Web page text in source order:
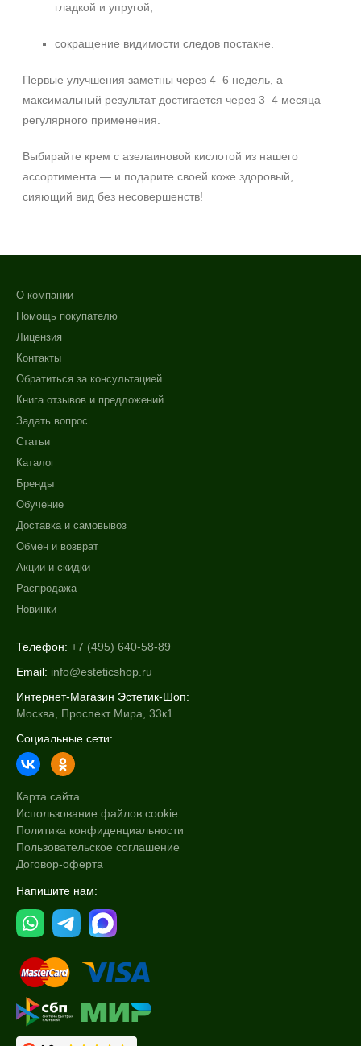
гладкой и упругой;
сокращение видимости следов постакне.
Первые улучшения заметны через 4–6 недель, а
максимальный результат достигается через 3–4 месяца
регулярного применения.
Выбирайте крем с азелаиновой кислотой из нашего
ассортимента — и подарите своей коже здоровый,
сияющий вид без несовершенств!
О компании
Помощь покупателю
Лицензия
Контакты
Обратиться за консультацией
Книга отзывов и предложений
Задать вопрос
Статьи
Каталог
Бренды
Обучение
Доставка и самовывоз
Обмен и возврат
Акции и скидки
Распродажа
Новинки
Телефон: +7 (495) 640-58-89
Email: info@esteticshop.ru
Интернет-Магазин Эстетик-Шоп:
Москва, Проспект Мира, 33к1
Социальные сети:
Карта сайта
Использование файлов cookie
Политика конфиденциальности
Пользовательское соглашение
Договор-оферта
Напишите нам: